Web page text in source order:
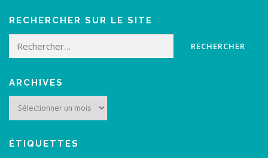
RECHERCHER SUR LE SITE
Rechercher :
ARCHIVES
ÉTIQUETTES